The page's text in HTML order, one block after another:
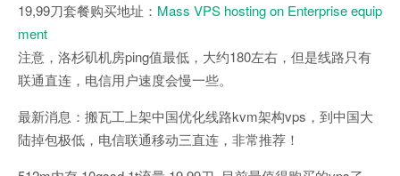
19,99刀套餐购买地址： Mass VPS hosting on Enterprise equip
ment
注意，洛杉矶机房ping值最低，大约180左右，但是线路只有
联通直连，电信用户速度会慢一些。
最新消息：搬瓦工上架中国优化线路kvm架构vps，到中国大
陆掉包极低，电信联通移动三直连，非常推荐！